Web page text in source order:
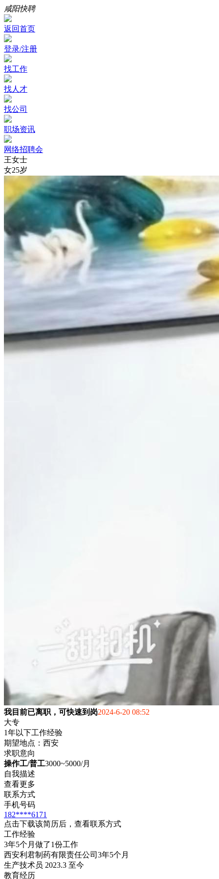
咸阳快聘
返回首页
登录/注册
找工作
找人才
找公司
职场资讯
网络招聘会
王女士
女25岁
我目前已离职，可快速到岗2024-6-20 08:52
大专
1年以下工作经验
期望地点：西安
求职意向
操作工/普工3000~5000/月
自我描述
查看更多
联系方式
手机号码
182****6171
点击下载该简历后，查看联系方式
工作经验
3年5个月做了1份工作
西安利君制药有限责任公司 3年5个月
生产技术员 2023.3 至今
教育经历